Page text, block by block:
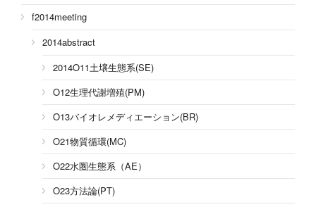
f2014meeting
2014abstract
2014O11土壌生態系(SE)
O12生理代謝増殖(PM)
O13バイオレメディエーション(BR)
O21物質循環(MC)
O22水圏生態系（AE）
O23方法論(PT)